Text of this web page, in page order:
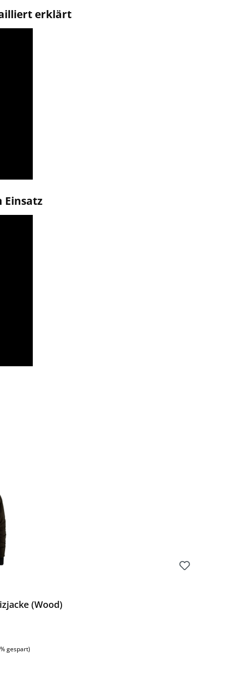
erklärt
Einsatz
(Wood)
gespart)